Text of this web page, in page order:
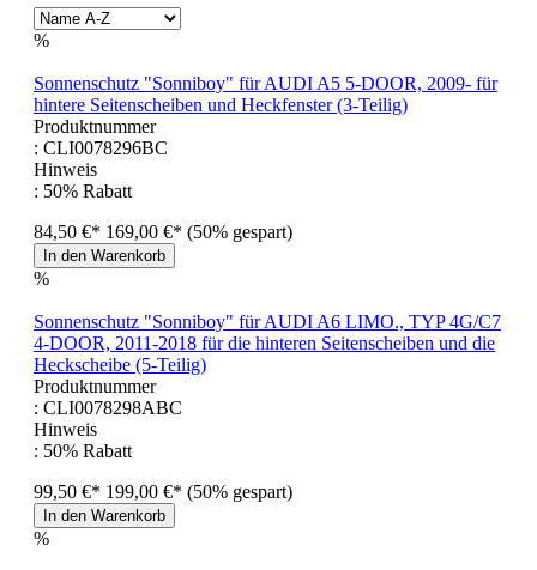
%
Sonnenschutz "Sonniboy" für AUDI A5 5-DOOR, 2009- für
hintere Seitenscheiben und Heckfenster (3-Teilig)
Produktnummer
: CLI0078296BC
Hinweis
: 50% Rabatt
84,50 €* 169,00 €* (50% gespart)
In den Warenkorb
%
Sonnenschutz "Sonniboy" für AUDI A6 LIMO., TYP 4G/C7
4-DOOR, 2011-2018 für die hinteren Seitenscheiben und die
Heckscheibe (5-Teilig)
Produktnummer
: CLI0078298ABC
Hinweis
: 50% Rabatt
99,50 €* 199,00 €* (50% gespart)
In den Warenkorb
%